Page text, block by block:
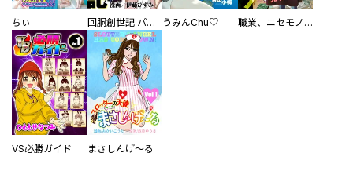
ちぃ 回胴創世記 パチスロを創った男達 うみんChu♡ 職業、ニセモノ～あなたに偽は見抜けない【電子単行本版】
VS必勝ガイド まさしんげ～る